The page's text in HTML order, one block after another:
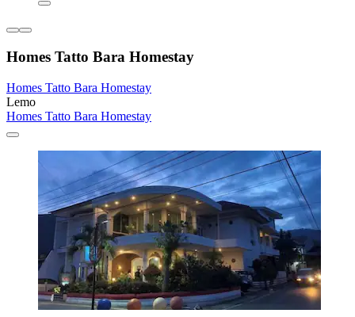
Homes Tatto Bara Homestay
Homes Tatto Bara Homestay
Lemo
Homes Tatto Bara Homestay